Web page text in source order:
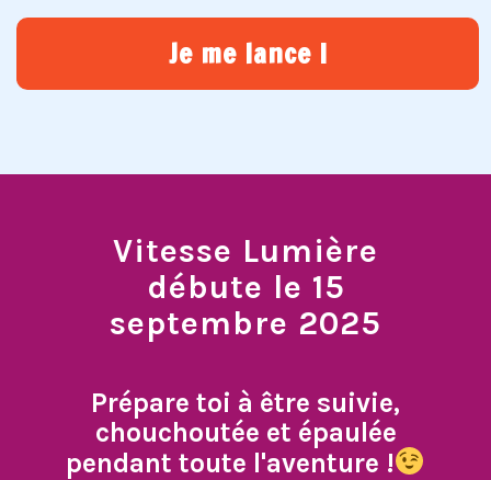
Je me lance !
Vitesse Lumière
débute le 15
septembre 2025
Prépare toi à être suivie,
chouchoutée et épaulée
pendant toute l'aventure !